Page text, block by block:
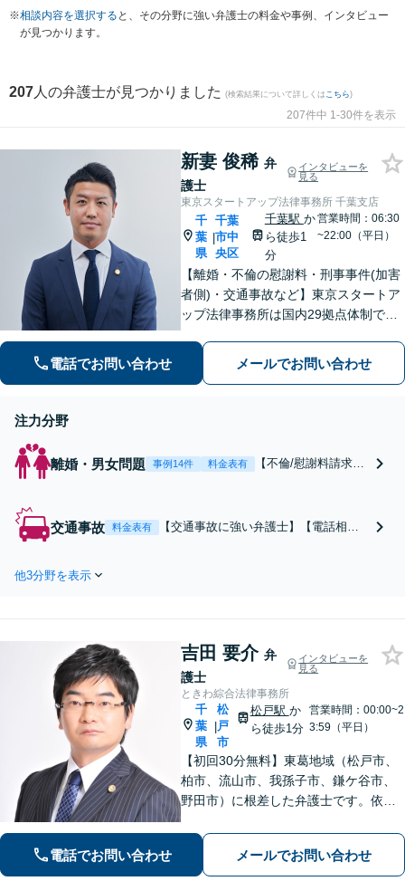
索条件を変更する】から、相談分野やエリア、料金表、解決事例など条件を絞
り込み検索できます。相談内容としては、次のような悩みやニーズをもった方
が弁護士へ面談予約や弁護士費用の見積依頼をすることで悩み解決の一歩を踏
た客に絡まれて殴られた。暴行・傷害罪で訴えて刑事罰を与えたく弁護士に相
談したい』、『交通事故にあったが慰謝料や損害賠償金を増額できる可能性が
あるかどうか相談したい』
※相談内容を選択する と、その分野に強い弁護士の料金や事例、インタビュー
が見つかります。
207 人の弁護士が見つかりました (検索結果について詳しくは こちら)
207件中 1-30件を表示
新妻 俊稀 弁
護士
インタビューを
見る
東京スタートアップ法律事務所 千葉支店
千
葉
県
|
千葉
市中
央区
千葉駅 か
ら徒歩1
分
営業時間：06:30
~22:00（平日）
【離婚・不倫の慰謝料・刑事事件(加害
者側)・交通事故など】東京スタートア
ップ法律事務所は国内29拠点体制で全
対応(法律相談は完全予約制)】各分野で
専門性の高い弁護士が寄り添い解決を
電話でお問い合わせ メールでお問い合わせ
注力分野
離婚・男女問題 事例14件 料金表有
【不倫/慰謝料請求に
慰謝料トラブルの相
談は毎月100件以上、
【千葉県全域対応】
交通事故 料金表有
【交通事故に強い弁護士】【電話相談
い。【千葉駅徒歩1分】
他3分野を表示
吉田 要介 弁
護士
インタビューを
見る
ときわ綜合法律事務所
千
葉
県
|
松
戸
市
松戸駅 か
ら徒歩1分
営業時間：00:00~2
3:59（平日）
【初回30分無料】東葛地域（松戸市、
柏市、流山市、我孫子市、鎌ケ谷市、
野田市）に根差した弁護士です。依頼
の解決に当たります。離婚・交通事
故・債務整理をはじめとする諸問題に
電話でお問い合わせ メールでお問い合わせ